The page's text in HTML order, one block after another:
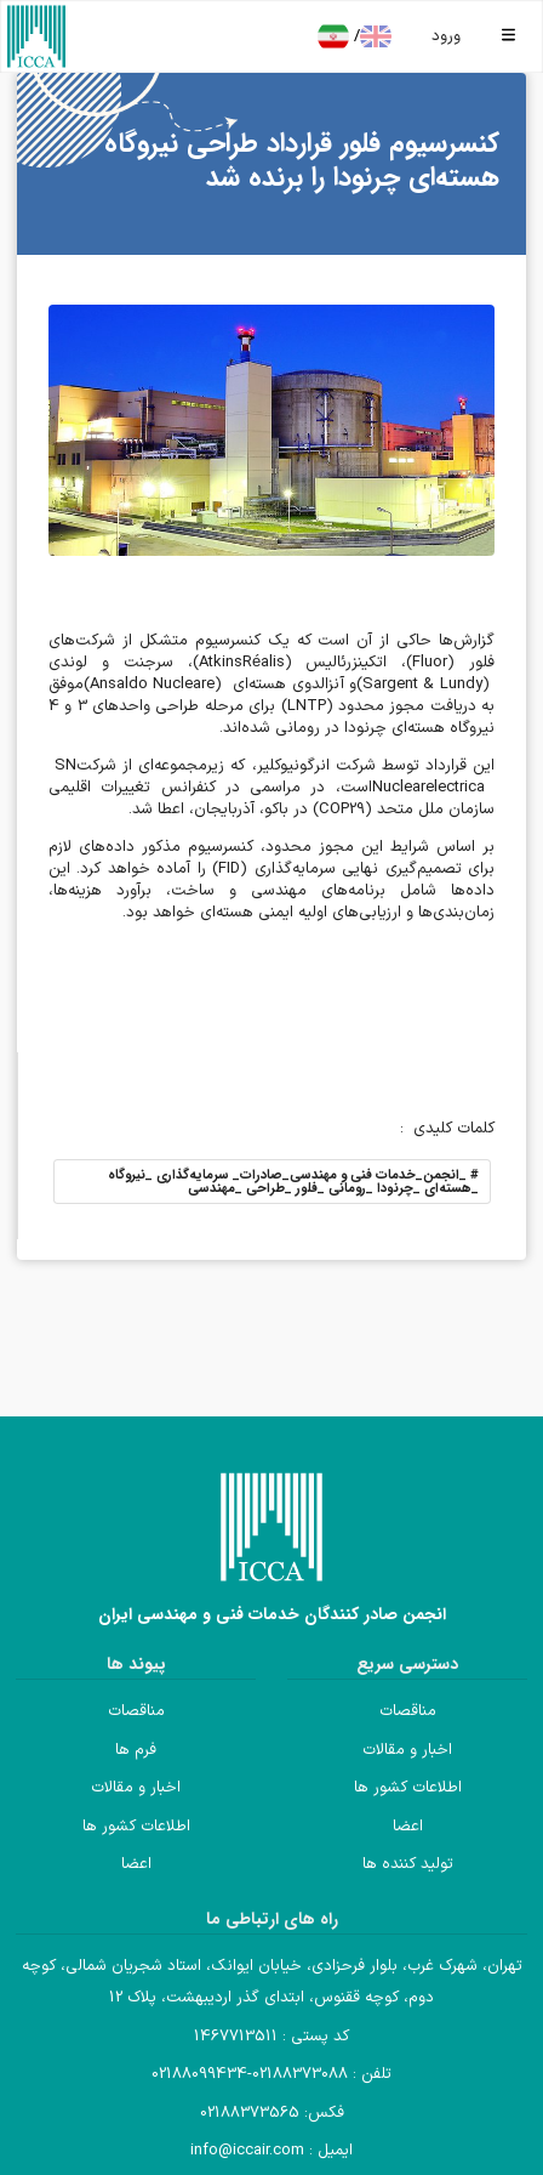
ورود /
کنسرسیوم فلور قرارداد طراحی نیروگاه
هسته‌ای چرنودا را برنده شد
گزارش‌ها حاکی از آن است که یک کنسرسیوم متشکل از شرکت‌های
فلور (Fluor)، اتکینز‌رئالیس (AtkinsRéalis)، سرجنت و لوندی
(Sargent & Lundy)و آنزالدوی هسته‌ای (Ansaldo Nucleare)موفق
به دریافت مجوز محدود (LNTP)
برای مرحله طراحی واحدهای 3 و 4
نیروگاه هسته‌ای چرنودا در رومانی شده‌اند.
این قرارداد توسط شرکت انرگونیوکلیر، که زیرمجموعه‌ای از شرکتSN
Nuclearelectricaاست، در مراسمی در کنفرانس تغییرات اقلیمی
سازمان ملل متحد(COP29) در باکو، آذربایجان، اعطا شد.
بر اساس شرایط این مجوز محدود، کنسرسیوم مذکور داده‌های لازم
برای تصمیم‌گیری نهایی سرمایه‌گذاری (FID) را آماده خواهد کرد. این
داده‌ها شامل برنامه‌های مهندسی و ساخت، برآورد هزینه‌ها،
زمان‌بندی‌ها و ارزیابی‌های اولیه ایمنی هسته‌ای خواهد بود.
کلمات کلیدی :
# _انجمن_خدمات فنی و مهندسی_صادرات_ سرمایه‌گذاری _نیروگاه
_هسته‌ای _چرنودا _رومانی _فلور _طراحی _مهندسی
انجمن صادر کنندگان خدمات فنی و مهندسی ایران
دسترسی سریع
مناقصات
اخبار و مقالات
اطلاعات کشور ها
اعضا
تولید کننده ها
پیوند ها
مناقصات
فرم ها
اخبار و مقالات
اطلاعات کشور ها
اعضا
راه های ارتباطی ما
تهران، شهرک غرب، بلوار فرحزادی، خیابان ایوانک، استاد شجریان شمالی، کوچه
دوم، کوچه ققنوس، ابتدای گذر اردیبهشت، پلاک 12
کد پستی : 1467713511
تلفن : 02188373088-02188099434
فکس: 02188373565
ایمیل : info@iccair.com